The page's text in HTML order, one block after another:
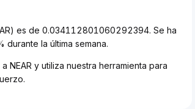
es de 0.034112801060292394. Se ha
la última semana.
NEAR y utiliza nuestra herramienta para